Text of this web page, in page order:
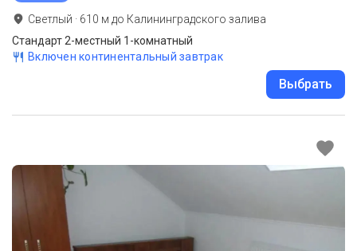
Светлый · 610 м до Калининградского залива
Стандарт 2-местный 1-комнатный
Включен континентальный завтрак
Выбрать